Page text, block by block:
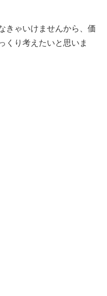
きゃいけませんから、価
くり考えたいと思いま